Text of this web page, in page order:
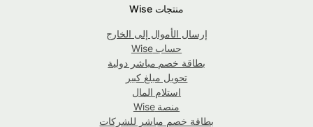
منتجات Wise
إرسال الأموال إلى الخارج
حساب Wise
بطاقة خصم مباشر دولية
تحويل مبلغ كبير
استلام المال
منصة Wise
بطاقة خصم مباشر للشركات